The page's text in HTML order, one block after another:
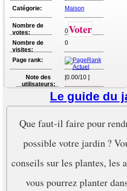
Catégorie: Maison
Nombre de
votes:
0Voter
Nombre de
visites:
0
Page rank:
Note des
utilisateurs:
[0.00/10 ]
Le guide du
Que faut-il faire pour
possible votre jardin ?
conseils sur les plantes, les
vous pourrez planter